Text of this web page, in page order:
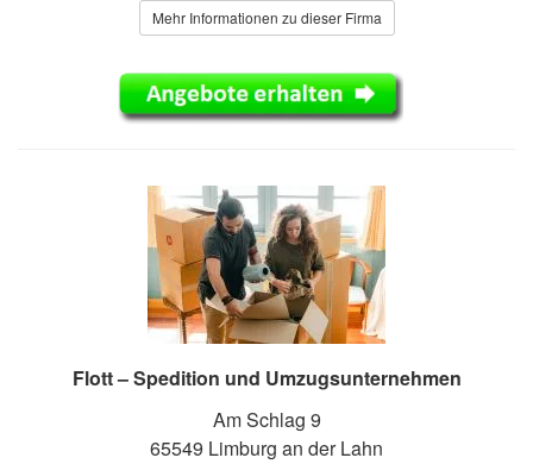
Mehr Informationen zu dieser Firma
Flott – Spedition und Umzugsunternehmen
Am Schlag 9
65549 Limburg an der Lahn